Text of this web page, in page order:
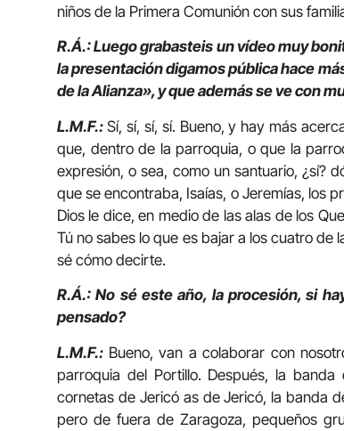
niños de la Primera Comunión con sus
R.Á.: Luego grabasteis un vídeo muy
la presentación digamos pública hace
de la Alianza», y que además se ve con
L.M.F.: Sí, sí, sí, sí. Bueno, y hay más
que, dentro de la parroquia, o que la
expresión, o sea, como un santuario, ¿sí?
que se encontraba, Isaías, o Jeremías, los
Dios le dice, en medio de las alas de los
Tú no sabes lo que es bajar a los cuatro de
sé cómo decirte.
R.Á.: No sé este año, la procesión, si
pensado?
L.M.F.: Bueno, van a colaborar con
parroquia del Portillo. Después, la
cornetas de Jericó as de Jericó, la banda
pero de fuera de Zaragoza, pequeños